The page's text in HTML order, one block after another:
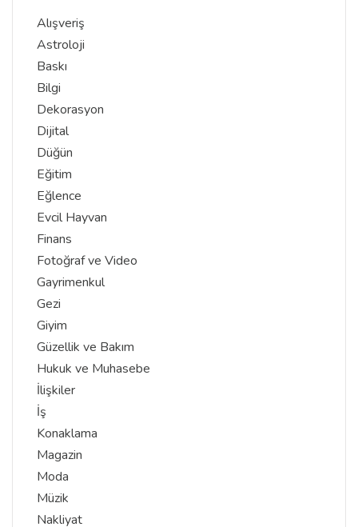
Alışveriş
Astroloji
Baskı
Bilgi
Dekorasyon
Dijital
Düğün
Eğitim
Eğlence
Evcil Hayvan
Finans
Fotoğraf ve Video
Gayrimenkul
Gezi
Giyim
Güzellik ve Bakım
Hukuk ve Muhasebe
İlişkiler
İş
Konaklama
Magazin
Moda
Müzik
Nakliyat